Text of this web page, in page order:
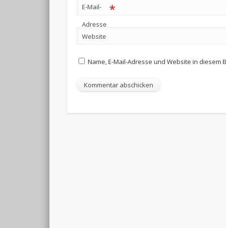
E-Mail-
Adresse
*
Website
Name, E-Mail-Adresse und Website in